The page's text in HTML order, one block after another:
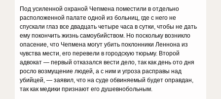
Под усиленной охраной Чепмена поместили в отдельно
расположенной палате одной из больниц, где с него не
спускали глаз все двадцать четыре часа в сутки, чтобы не дать
ему покончить жизнь самоубийством. Но поскольку возникло
опасение, что Чепмена могут убить поклонники Леннона из
чувства мести, его перевели в городскую тюрьму. Второй
адвокат — первый отказался вести дело, так как день ото дня
росло возмущение людей, а с ним и угроза расправы над
убийцей, — заявил, что на суде обвиняемый будет оправдан,
так как медики признают его душевнобольным.